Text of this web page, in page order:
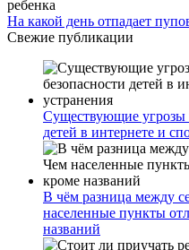
На какой день отпадает
Свежие публикации
Существующие угрозы
детей в интернете и
В чём разница между
населенные пункты
названий